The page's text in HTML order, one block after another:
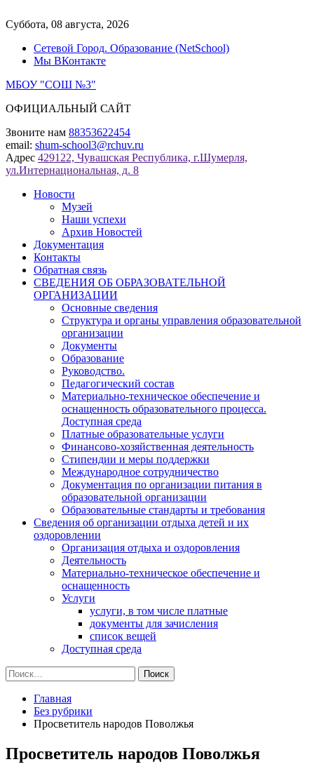
к
Суббота, 08 августа, 2026
Сетевой Город. Образование (NetSchool)
Мы ВКонтакте
МБОУ "СОШ №3"
ОФИЦИАЛЬНЫЙ САЙТ
Звоните нам 88353622454
email: shum-school3@rchuv.ru
Адрес 429122, Чувашская Республика, г.Шумерля,
ул.Интернациональная, д. 8
Новости
Музей
Наши успехи
Архив Новостей
Документация
Контакты
Обратная связь
СВЕДЕНИЯ ОБ ОБРАЗОВАТЕЛЬНОЙ
ОРГАНИЗАЦИИ
Основные сведения
Структура и органы управления образовательной
организации
Документы
Образование
Руководство.
Педагогический состав
Материально-техническое обеспечение и
оснащенность образовательного процесса.
Доступная среда
Платные образовательные услуги
Финансово-хозяйственная деятельность
Стипендии и меры поддержки
Международное сотрудничество
Документация по организации питания в
образовательной организации
Образовательные стандарты и требования
Сведения об организации отдыха детей и их
оздоровлении
Организация отдыха и оздоровления
Деятельность
Материально-техническое обеспечение и
оснащенность
Услуги
услуги, в том числе платные
документы для зачисления
список вещей
Доступная среда
Найти:
Главная
Без рубрики
Просветитель народов Поволжья
Просветитель народов Поволжья